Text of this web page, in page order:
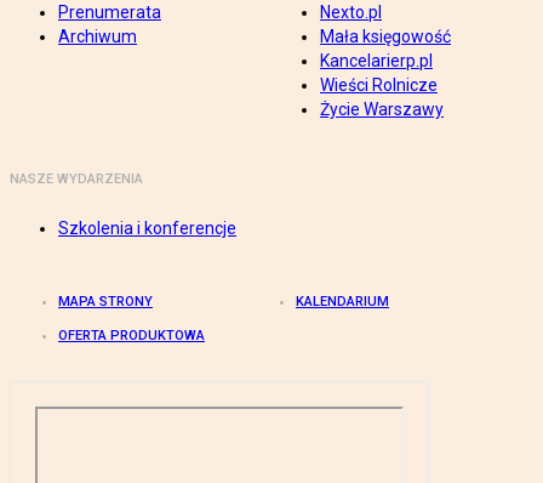
Prenumerata
Archiwum
Nexto.pl
Mała księgowość
Kancelarierp.pl
Wieści Rolnicze
Życie Warszawy
NASZE WYDARZENIA
Szkolenia i konferencje
MAPA STRONY KALENDARIUM
OFERTA PRODUKTOWA